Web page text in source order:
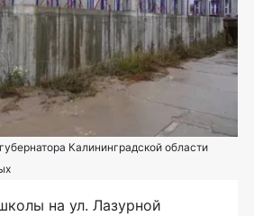
Калининградской области
на ул. Лазурной